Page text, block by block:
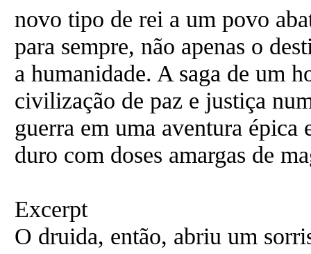
novo tipo de rei a um povo
para sempre, não apenas o
a humanidade. A saga de um
civilização de paz e justiça
guerra em uma aventura
duro com doses amargas de
Excerpt
O druida, então, abriu um